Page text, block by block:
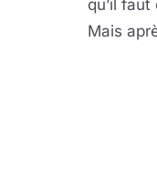
qu’il
Mais